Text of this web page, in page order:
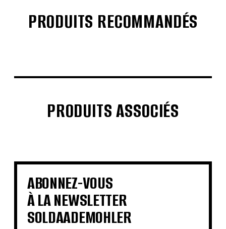
PRODUITS RECOMMANDÉS
€
PRODUITS ASSOCIÉS
€ €
€ € €
€ €
ABONNEZ-VOUS
À LA NEWSLETTER
SOLDAADEMOHLER